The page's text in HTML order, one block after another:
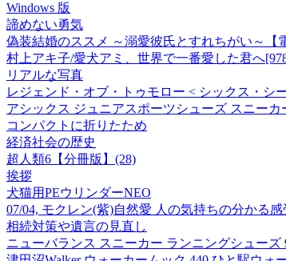
Windows 版
諦めない勇気
偽装結婚のススメ ～溺愛彼氏とすれちがい～【
村上アキ子/愛犬アミ、世界で一番愛した君へ
リアルな写真
レジェンド・オブ・トゥモロー < シックス・シ
アシックス ジュニアスポーツシューズ スニー
コンパクトに折りたため
経済社会の歴史
超人類6【分冊版】(28)
挨拶
犬猫用PEウリンダーNEO
07/04, モクレン(紫)自然愛 人の気持ちの分かる
相続対策や遺言の見直し
ニューバランス スニーカー ランニングシューズ